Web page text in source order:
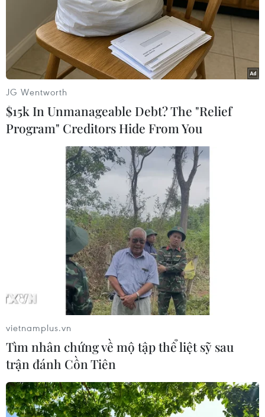
Khoảng 1,5 triệu học sinh cần hỗ trợ máy
tính để học trực tuyến
12/09/2021 11:09
Bộ Giáo dục và Đào tạo cho hay, tính đến nay, cả nước
có khoảng 7,35 triệu học sinh ở 26 tỉnh, thành trên cả
nước phải học trực tuyến; trong đó có khoảng 1,5 triệu
em chưa có máy tính.
Hơn 6.000 tỷ đồng để triển khai chương
JG Wentworth
$15k In Unmanageable Debt? The "Relief
Program" Creditors Hide From You
vietnamplus.vn
Tìm nhân chứng về mộ tập thể liệt sỹ sau
trận đánh Cồn Tiên